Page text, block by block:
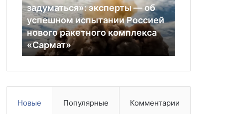
эксперты
—
об
успешном
испытании
Россией
комплекса
задуматься»: эксперты — об
успешном испытании Россией
нового ракетного комплекса
«Сармат»
Англию
ЧМ-2026
Новые Популярные Комментарии